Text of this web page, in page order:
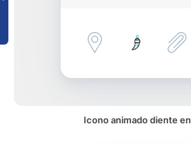
Icono animado diente